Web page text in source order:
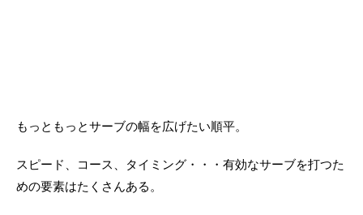
もっともっとサーブの幅を広げたい順平。
スピード、コース、タイミング・・・有効なサーブを打つた
めの要素はたくさんある。